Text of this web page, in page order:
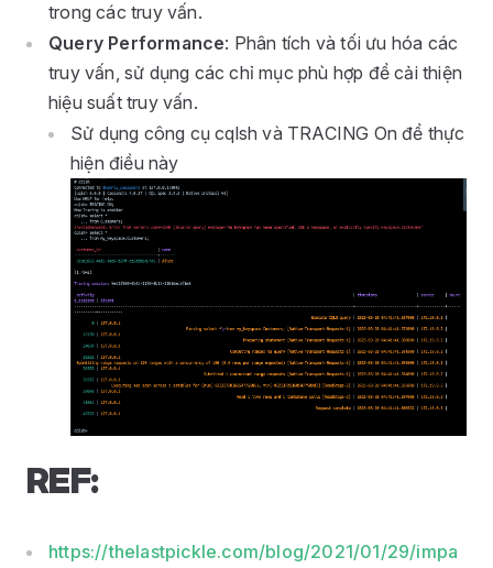
trong các truy vấn.
Query Performance: Phân tích và tối ưu hóa các
truy vấn, sử dụng các chỉ mục phù hợp để cải thiện
hiệu suất truy vấn.
Sử dụng công cụ cqlsh và TRACING On để thực
hiện điều này
REF:
https://thelastpickle.com/blog/2021/01/29/impa